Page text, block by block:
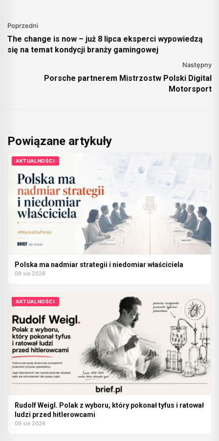
Poprzedni
The change is now – już 8 lipca eksperci wypowiedzą
się na temat kondycji branży gamingowej
Następny
Porsche partnerem Mistrzostw Polski Digital
Motorsport
Powiązane artykuły
AKTUALNOŚCI
Polska ma nadmiar strategii i niedomiar właściciela
09 sie 2026
AKTUALNOŚCI
Rudolf Weigl. Polak z wyboru, który pokonał tyfus i ratował
ludzi przed hitlerowcami
09 sie 2026